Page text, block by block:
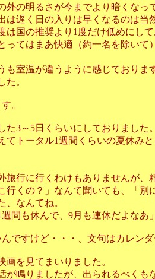
外の明るさが今までより暗くな
遅く日の入りは早くなるのは当
国の推奨より1度だけ低めにして
ってはまあ快適（約一名を除い
室温が違うように感じておりま
た。
。
3～5日くらいにしておりました。
てトータル1週間くらいの夏休み
旅行に行くわけもありませんが
くの？」なんて聞いても、「別
、なんてね。
間も休んで、9月も連休だよなあ
ですけど・・・、文句はカレンダ
を見てまいりました。
鳴りましたが、出られるべくも